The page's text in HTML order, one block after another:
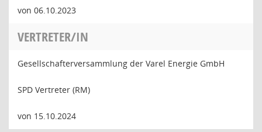
von 06.10.2023
VERTRETER/IN
Gesellschafterversammlung der Varel Energie GmbH
SPD Vertreter (RM)
von 15.10.2024